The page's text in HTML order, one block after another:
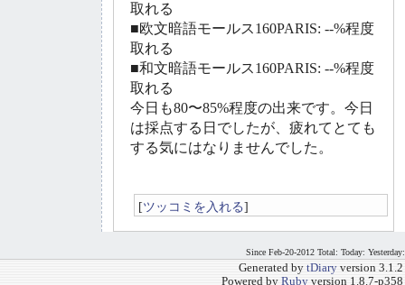
取れる
■欧文暗語モールス160PARIS: --%程度
取れる
■和文暗語モールス160PARIS: --%程度
取れる
今日も80〜85%程度の出来です。今日
は採点する日でしたが、疲れてとても
する気にはなりませんでした。
[ツッコミを入れる]
Since Feb-20-2012 Total: Today: Yesterday:
Generated by tDiary version 3.1.2
Powered by Ruby version 1.8.7-p358